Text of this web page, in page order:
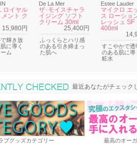
ロイヤル
ント ク
15,980円
輝き放
に導く
ム
De La Mer
ザ･モイスチャラ
イジング ソフト
クリーム 30ml
25,400円
ふっくらとハリ感
のある引き締まっ
た肌へ
Estee Lauder
マイクロ エ
ス ローショ
レッシュ SF
400ml
すこやかで透
のある肌に導
粧水
最近あなたがチェック
最近あなたがチェック
ブグッズカテゴリー 最高のオー